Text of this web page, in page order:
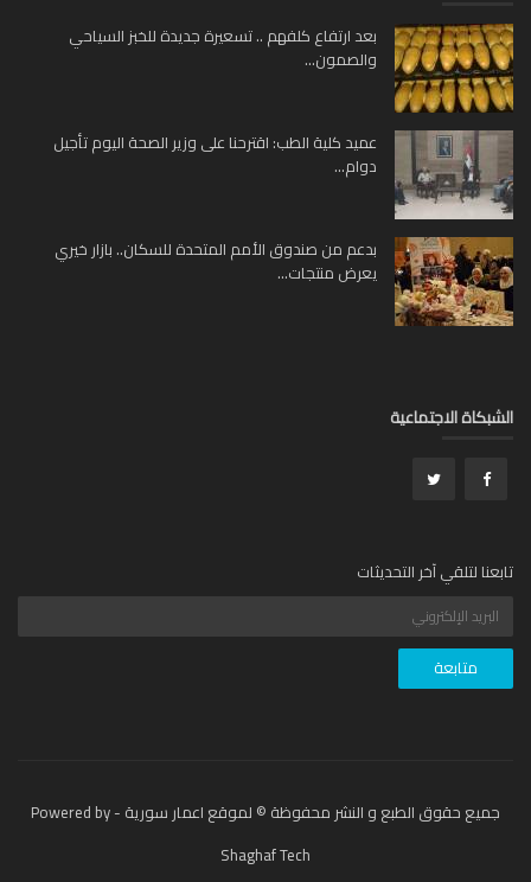
بعد ارتفاع كلفهم .. تسعيرة جديدة للخبز السياحي
والصمون...
عميد كلية الطب: اقترحنا على وزير الصحة اليوم تأجيل
دوام...
بدعم من صندوق الأمم المتحدة للسكان.. بازار خيري
يعرض منتجات...
الاجتماعية
لتلقي آخر التحديثات
جميع حقوق الطبع و النشر محفوظة © لموقع اعمار سورية - Powered by
Shaghaf Tech